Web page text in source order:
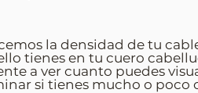
la densidad de tu
tienes en tu cuero
a ver cuanto puedes
si tienes mucho o poco